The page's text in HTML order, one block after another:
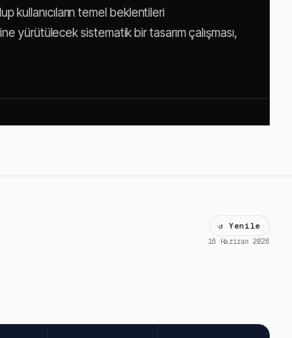
kullanıcıların temel beklentileri
yürütülecek sistematik bir tasarım çalışması,
↺ Yenile
16 Haziran 2026